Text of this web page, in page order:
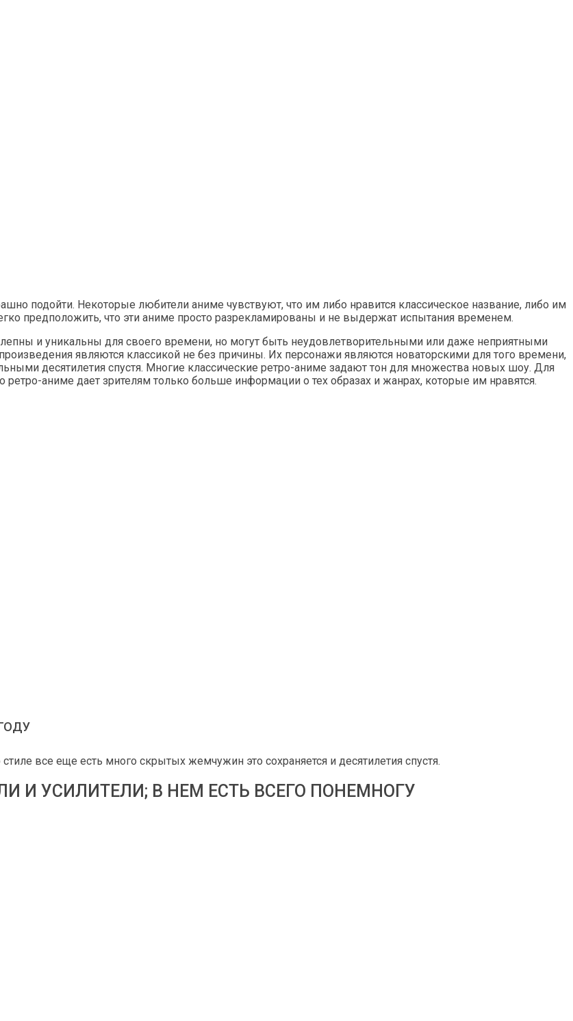
подойти. Некоторые любители аниме чувствуют, что им либо нравится классическое название, либо им
предположить, что эти аниме просто разрекламированы и не выдержат испытания временем.
и уникальны для своего времени, но могут быть неудовлетворительными или даже неприятными
являются классикой не без причины. Их персонажи являются новаторскими для того времени,
десятилетия спустя. Многие классические ретро-аниме задают тон для множества новых шоу. Для
аниме дает зрителям только больше информации о тех образах и жанрах, которые им нравятся.
все еще есть много скрытых жемчужин это сохраняется и десятилетия спустя.
И УСИЛИТЕЛИ; В НЕМ ЕСТЬ ВСЕГО ПОНЕМНОГУ